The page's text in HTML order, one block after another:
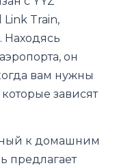
Train,
Находясь
он
вам нужны
зависят
к домашним
предлагает